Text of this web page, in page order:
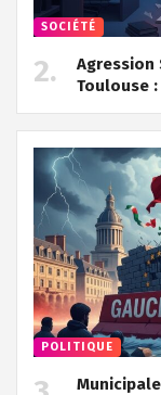
SOCIÉTÉ
Agression
Toulouse
POLITIQUE